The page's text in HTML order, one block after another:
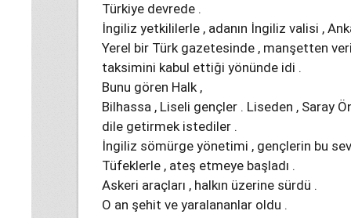
Türkiye devrede .
İngiliz yetkililerle , adanın İngiliz valisi ,
Yerel bir Türk gazetesinde , manşetten
taksimini kabul ettiği yönünde idi .
Bunu gören Halk ,
Bilhassa , Liseli gençler . Liseden , Saray
dile getirmek istediler .
İngiliz sömürge yönetimi , gençlerin bu
Tüfeklerle , ateş etmeye başladı .
Askeri araçları , halkın üzerine sürdü .
O an şehit ve yaralananlar oldu .